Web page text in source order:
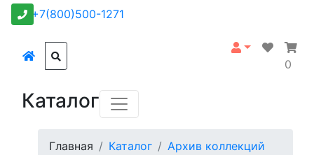
+7(800)500-1271
0
Каталог
Главная Каталог
Архив коллекций